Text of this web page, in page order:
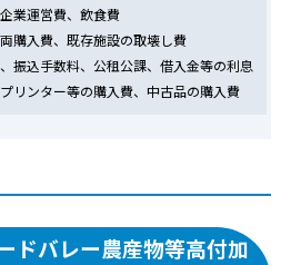
業運営費、飲食費
購入費、既存施設の取壊し費
振込手数料、公租公課、借入金等の利息
リンター等の購入費、中古品の購入費
ドバレー農産物等高付加